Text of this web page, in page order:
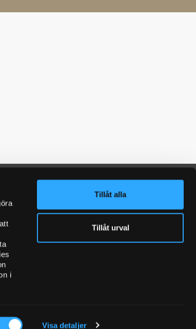
i
Visa detaljer
Tillåt alla
Tillåt urval
US ON
FacebookMediaHub